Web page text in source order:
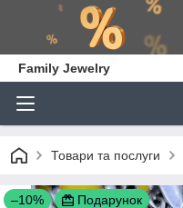
Family Jewelry
Товари та послуги
–10% Подарунок